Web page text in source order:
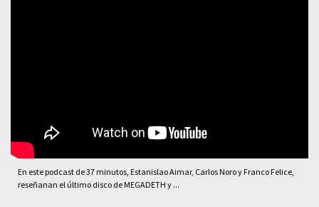
En este podcast de 37 minutos, Estanislao Aimar, Carlos Noro y Franco Felice,
reseñanan el último disco de MEGADETH y ...